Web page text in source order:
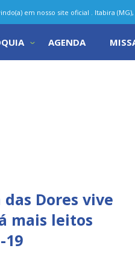
em nosso site oficial . Itabira
AGENDA
Dores vive
mais leitos
19